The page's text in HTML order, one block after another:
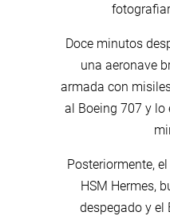
Doce minutos
una aeronave
armada con
al Boeing 707 y
Posteriormente,
HSM Hermes,
despegado y el